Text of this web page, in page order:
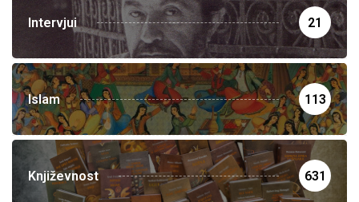
Intervjui 21
Islam 113
Književnost 631